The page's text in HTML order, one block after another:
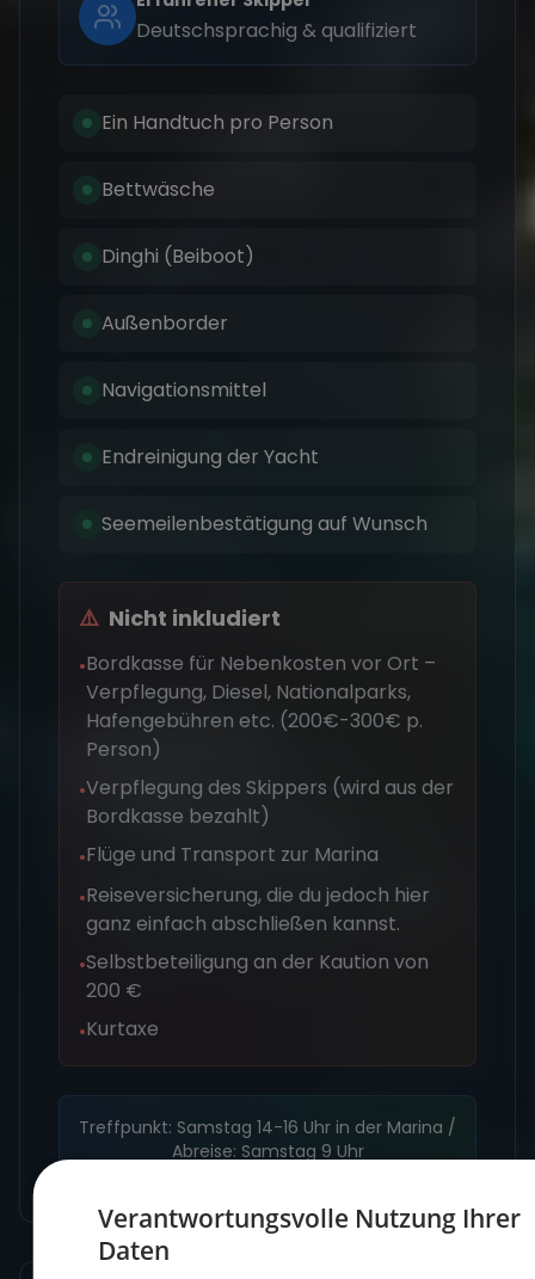
Deutschsprachig & qualifiziert
Ein Handtuch pro Person
Bettwäsche
Dinghi (Beiboot)
Außenborder
Navigationsmittel
Endreinigung der Yacht
Seemeilenbestätigung auf Wunsch
⚠️ Nicht inkludiert
•Bordkasse für Nebenkosten vor Ort –
Verpflegung, Diesel, Nationalparks,
Hafengebühren etc. (200€-300€ p.
Person)
•Verpflegung des Skippers (wird aus der
Bordkasse bezahlt)
•Flüge und Transport zur Marina
•Reiseversicherung, die du jedoch hier
ganz einfach abschließen kannst.
•Selbstbeteiligung an der Kaution von
200 €
•Kurtaxe
Treffpunkt: Samstag 14-16 Uhr in der Marina /
Abreise: Samstag 9 Uhr
Verantwortungsvolle Nutzung Ihrer
Daten